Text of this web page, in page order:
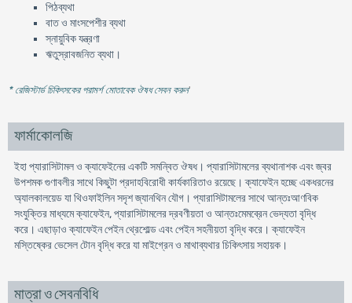
পিঠব্যথা
বাত ও মাংসপেশীর ব্যথা
স্নায়ুবিক যন্ত্রণা
ঋতুস্রাবজনিত ব্যথা।
* রেজিস্টার্ড চিকিৎসকের পরামর্শ মোতাবেক ঔষধ সেবন করুন'
ফার্মাকোলজি
ইহা প্যারাসিটামল ও ক্যাফেইনের একটি সমন্বিত ঔষধ। প্যারাসিটামলের ব্যথানাশক এবং জ্বর
উপশমক গুণাবলীর সাথে কিছুটা প্রদাহবিরোধী কার্যকারিতাও রয়েছে। ক্যাফেইন হচ্ছে একধরনের
অ্যালকালয়েড যা থিওফাইলিন সদৃশ জ্যানথিন যৌগ। প্যারাসিটামলের সাথে আন্তঃআণবিক
সংযুক্তির মাধ্যমে ক্যাফেইন, প্যারাসিটামলের দ্রবণীয়তা ও আন্তঃমেমব্রেন ভেদ্যতা বৃদ্ধি
করে। এছাড়াও ক্যাফেইন পেইন থ্রেশোল্ড এবং পেইন সহনীয়তা বৃদ্ধি করে। ক্যাফেইন
মস্তিষ্কের ভেসেল টোন বৃদ্ধি করে যা মাইগ্রেন ও মাথাব্যথার চিকিৎসায় সহায়ক।
মাত্রা ও সেবনবিধি